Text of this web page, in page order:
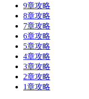
9章攻略
8章攻略
7章攻略
6章攻略
5章攻略
4章攻略
3章攻略
2章攻略
1章攻略